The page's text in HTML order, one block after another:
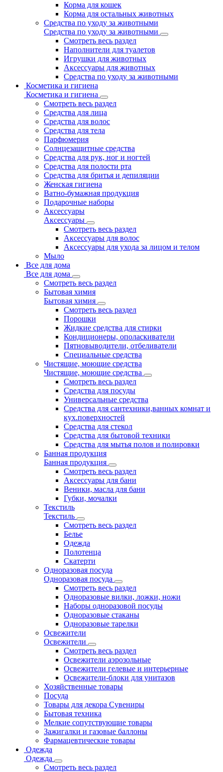
Корма для кошек
Корма для остальных животных
Средства по уходу за животными
Средства по уходу за животными
Смотреть весь раздел
Наполнители для туалетов
Игрушки для животных
Аксессуары для животных
Средства по уходу за животными
Косметика и гигиена
Косметика и гигиена
Смотреть весь раздел
Средства для лица
Средства для волос
Средства для тела
Парфюмерия
Солнцезащитные средства
Средства для рук, ног и ногтей
Средства для полости рта
Средства для бритья и депиляции
Женская гигиена
Ватно-бумажная продукция
Подарочные наборы
Аксессуары
Аксессуары
Смотреть весь раздел
Аксессуары для волос
Аксессуары для ухода за лицом и телом
Мыло
Все для дома
Все для дома
Смотреть весь раздел
Бытовая химия
Бытовая химия
Смотреть весь раздел
Порошки
Жидкие средства для стирки
Кондиционеры, ополаскиватели
Пятновыводители, отбеливатели
Специальные средства
Чистящие, моющие средства
Чистящие, моющие средства
Смотреть весь раздел
Средства для посуды
Универсальные средства
Средства для сантехники,ванных комнат и
кух.поверхностей
Средства для стекол
Средства для бытовой техники
Средства для мытья полов и полировки
Банная продукция
Банная продукция
Смотреть весь раздел
Аксессуары для бани
Веники, масла для бани
Губки, мочалки
Текстиль
Текстиль
Смотреть весь раздел
Белье
Одежда
Полотенца
Скатерти
Одноразовая посуда
Одноразовая посуда
Смотреть весь раздел
Одноразовые вилки, ложки, ножи
Наборы одноразовой посуды
Одноразовые стаканы
Одноразовые тарелки
Освежители
Освежители
Смотреть весь раздел
Освежители аэрозольные
Освежители гелевые и интерьерные
Освежители-блоки для унитазов
Хозяйственные товары
Посуда
Товары для декора Сувениры
Бытовая техника
Мелкие сопутствующие товары
Зажигалки и газовые баллоны
Фармацевтические товары
Одежда
Одежда
Смотреть весь раздел